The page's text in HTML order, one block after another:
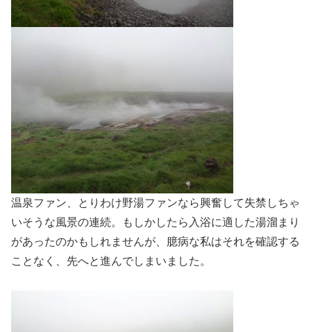
温泉ファン、とりわけ野湯ファンなら興奮して失禁しちゃ
いそうな風景の連続。もしかしたら入浴に適した湯溜まり
があったのかもしれませんが、臆病な私はそれを確認する
ことなく、先へと進んでしまいました。